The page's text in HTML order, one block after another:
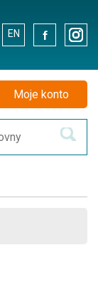
EN . .
Moje konto